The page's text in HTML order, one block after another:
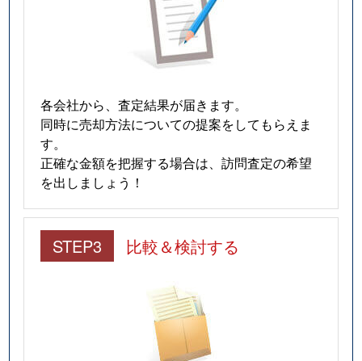
各会社から、査定結果が届きます。
同時に売却方法についての提案をしてもらえま
す。
正確な金額を把握する場合は、訪問査定の希望
を出しましょう！
STEP3 比較＆検討する